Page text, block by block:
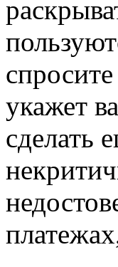
укажет
сделать